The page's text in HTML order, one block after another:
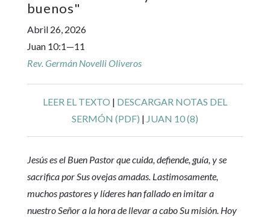
buenos"
Abril 26, 2026
Juan 10:1—11
Rev. Germán Novelli Oliveros
LEER EL TEXTO | DESCARGAR NOTAS DEL
SERMÓN (PDF) | JUAN 10 (8)
Jesús es el Buen Pastor que cuida, defiende, guía, y se
sacrifica por Sus ovejas amadas. Lastimosamente,
muchos pastores y líderes han fallado en imitar a
nuestro Señor a la hora de llevar a cabo Su misión. Hoy